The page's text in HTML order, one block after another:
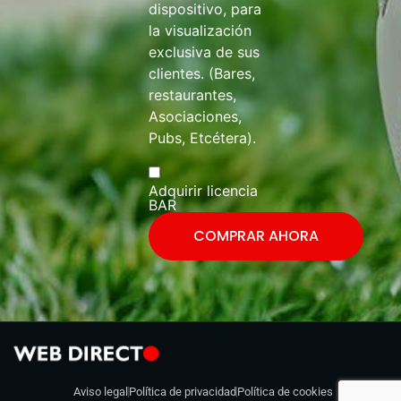
dispositivo, para
la visualización
exclusiva de sus
clientes. (Bares,
restaurantes,
Asociaciones,
Pubs, Etcétera).
Adquirir licencia
BAR
COMPRAR AHORA
Aviso legal Política de privacidad Política de cookies